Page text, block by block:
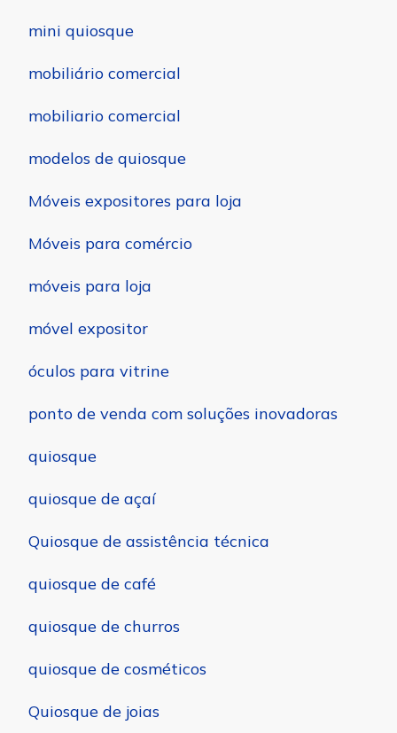
mini quiosque
mobiliário comercial
mobiliario comercial
modelos de quiosque
Móveis expositores para loja
Móveis para comércio
móveis para loja
móvel expositor
óculos para vitrine
ponto de venda com soluções inovadoras
quiosque
quiosque de açaí
Quiosque de assistência técnica
quiosque de café
quiosque de churros
quiosque de cosméticos
Quiosque de joias